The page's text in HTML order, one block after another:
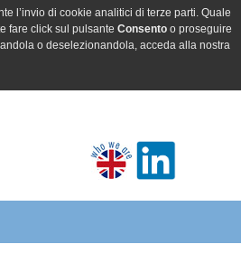
l’invio di cookie analitici di terze parti. Quale
fare click sul pulsante Consentoo proseguire
o deselezionandola, acceda alla nostra